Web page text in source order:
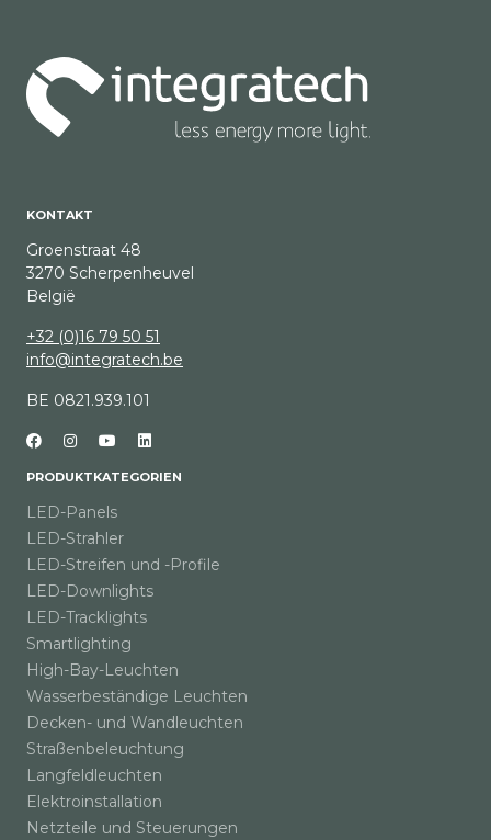
KONTAKT
Groenstraat 48
3270 Scherpenheuvel
België
+32 (0)16 79 50 51
info@integratech.be
BE 0821.939.101
PRODUKTKATEGORIEN
LED-Panels
LED-Strahler
LED-Streifen und -Profile
LED-Downlights
LED-Tracklights
Smartlighting
High-Bay-Leuchten
Wasserbeständige Leuchten
Decken- und Wandleuchten
Straßenbeleuchtung
Langfeldleuchten
Elektroinstallation
Netzteile und Steuerungen